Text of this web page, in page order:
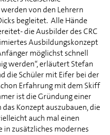
von den Lehrern
begleitet. Alle Hände
die Ausbilder des CRC
Ausbildungskonzept
möglichst schnell
werden“, erläutert Stefan
die Schüler mit Eifer bei der
Erfahrung mit dem Skiff
ist die Gründung einer
Konzept auszubauen, die
auch mal einen
zusätzliches modernes